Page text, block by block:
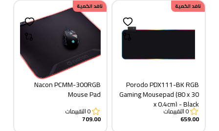
نافد الكمية
Porodo PDX111-BK RGB
Gaming Mousepad (80 x 30
x 0.4cm) - Black
0التقييمات
659.00
نافد الكمية
Nacon PCMM-300RGB
Mouse Pad
0التقييمات
709.00